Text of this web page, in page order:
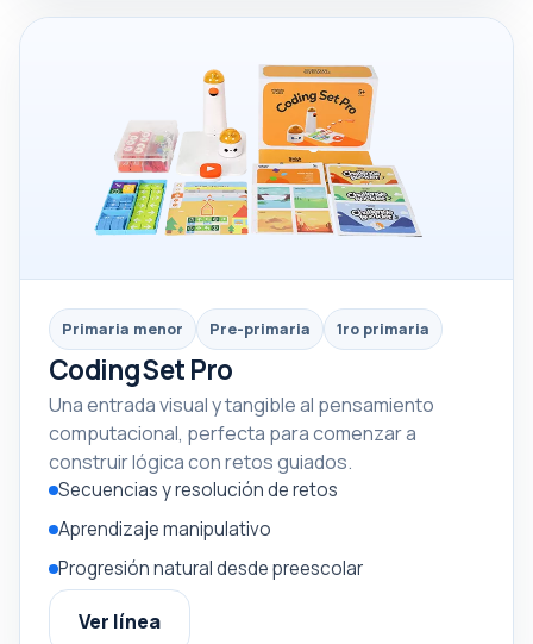
Primaria menor Pre-primaria 1ro primaria
Coding Set Pro
Una entrada visual y tangible al pensamiento
computacional, perfecta para comenzar a
construir lógica con retos guiados.
Secuencias y resolución de retos
Aprendizaje manipulativo
Progresión natural desde preescolar
Ver línea